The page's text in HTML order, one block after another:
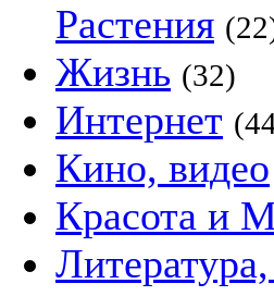
Растения
Жизнь (32)
Интернет
Кино, видео
Красота и